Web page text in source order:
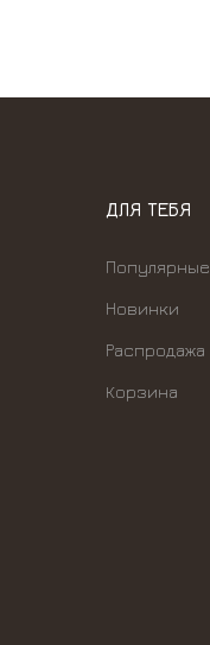
ДЛЯ ТЕБЯ
Популярные
Новинки
Распродажа
Корзина